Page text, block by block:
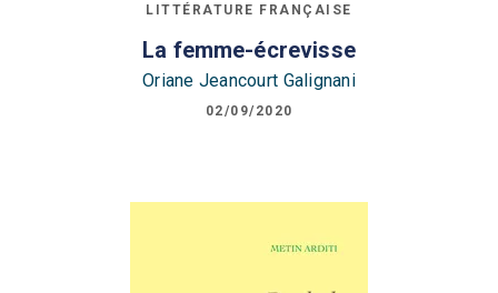
LITTÉRATURE FRANÇAISE
La femme-écrevisse
Oriane Jeancourt Galignani
02/09/2020